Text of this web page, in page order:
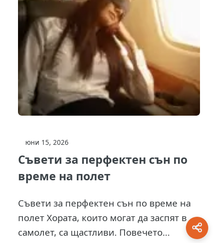
юни 15, 2026
Съвети за перфектен сън по
време на полет
Съвети за перфектен сън по време на
полет Хората, които могат да заспят в
самолет, са щастливи. Повечето...